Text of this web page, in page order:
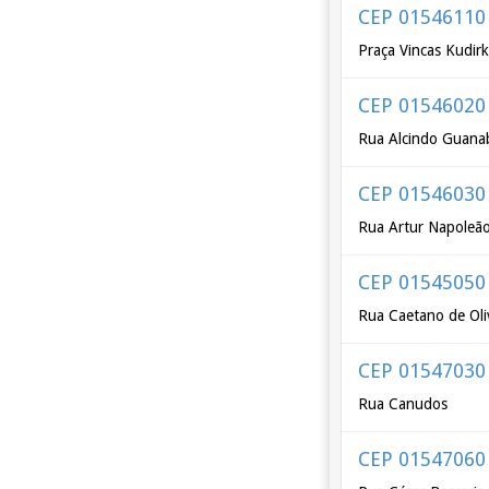
CEP 01546110
Praça Vincas
CEP 01546020
Rua Alcindo
CEP 01546030
Rua Artur Napoleão
CEP 01545050
Rua Caetano de
CEP 01547030
Rua Canudos
CEP 01547060